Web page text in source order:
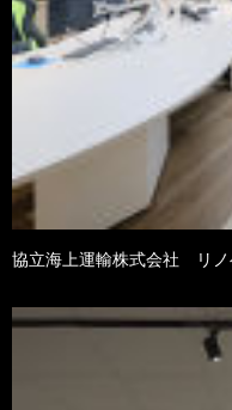
協立海上運輸株式会社 リノ